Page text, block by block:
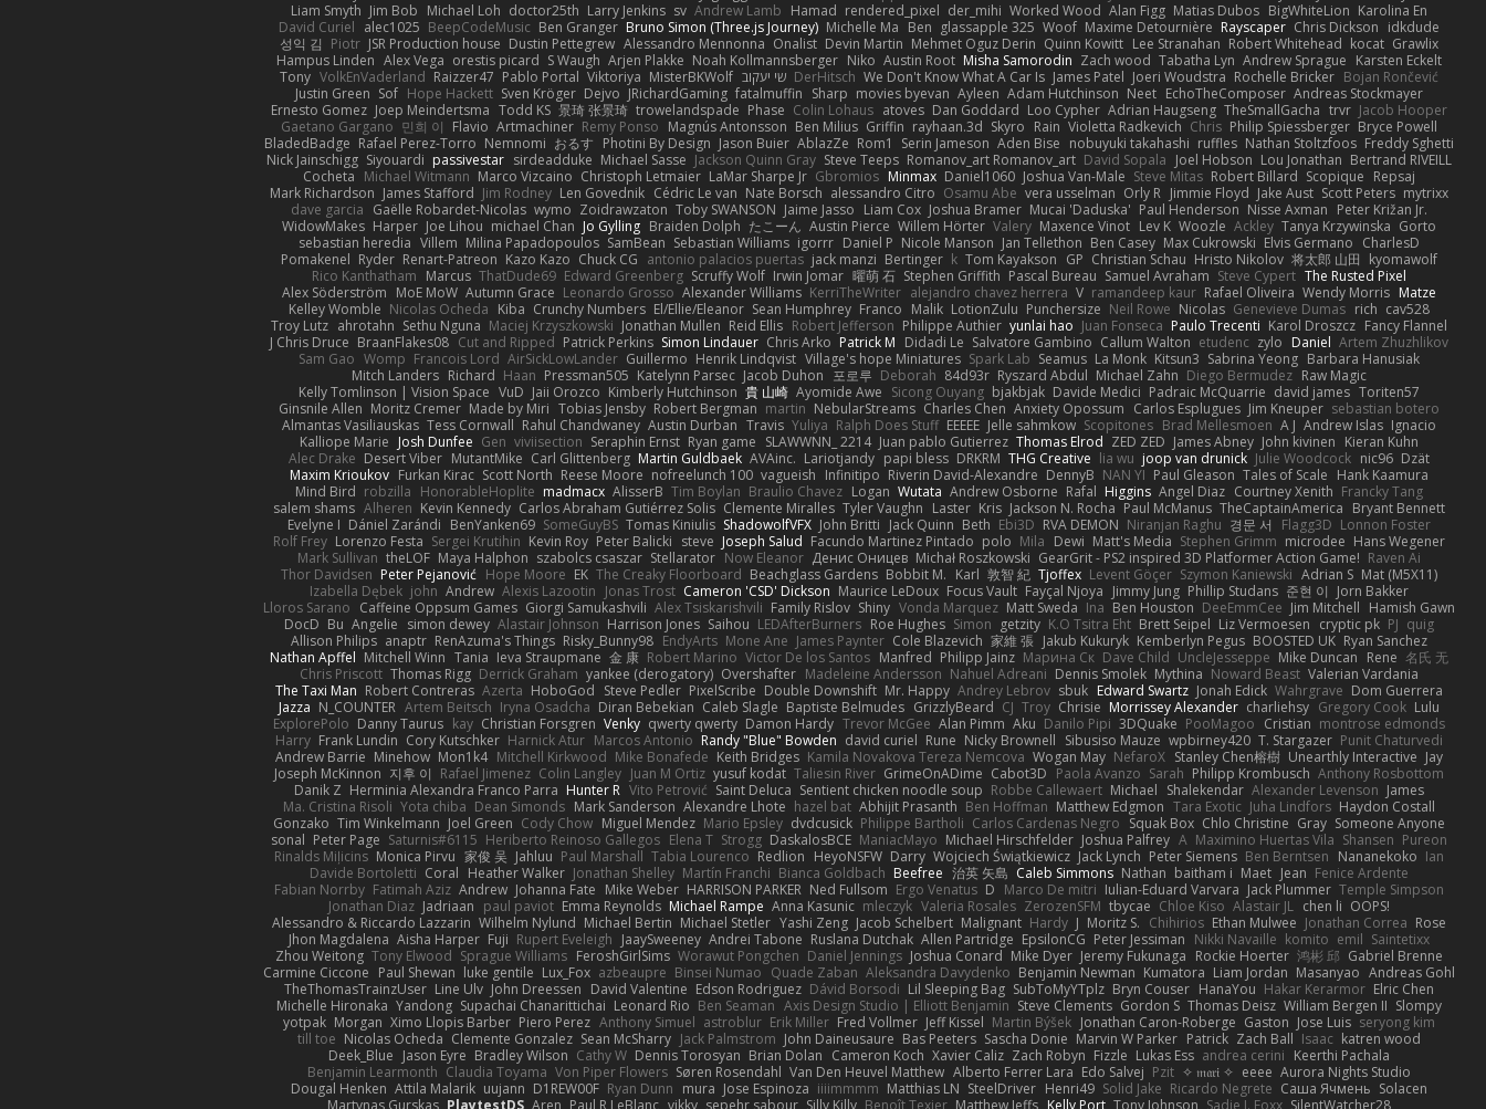
Liam Smyth Jim Bob Michael Loh doctor25th Larry Jenkins sv Andrew Lamb Hamad rendered_pixel der_mihi Worked Wood Alan Figg Matias Dubos BigWhiteLion Karolina En
David Curiel alec1025 BeepCodeMusic Ben Granger Bruno Simon (Three.js Journey) Michelle Ma Ben glassapple 325 Woof Maxime Detournière Rayscaper Chris Dickson idkdude
성익 김 Piotr JSR Production house Dustin Pettegrew Alessandro Mennonna Onalist Devin Martin Mehmet Oguz Derin Quinn Kowitt Lee Stranahan Robert Whitehead kocat Grawlix
Hampus Linden Alex Vega orestis picard S Waugh Arjen Plakke Noah Kollmannsberger Niko Austin Root Misha Samorodin Zach wood Tabatha Lyn Andrew Sprague Karsten Eckelt
Tony VolkEnVaderland Raizzer47 Pablo Portal Viktoriya MisterBKWolf שי יעקוב DerHitsch We Don't Know What A Car Is James Patel Joeri Woudstra Rochelle Bricker Bojan Rončević
Justin Green Sof Hope Hackett Sven Kröger Dejvo JRichardGaming fatalmuffin Sharp movies byevan Ayleen Adam Hutchinson Neet EchoTheComposer Andreas Stockmayer
Ernesto Gomez Joep Meindertsma Todd KS 景琦 张景琦 trowelandspade Phase Colin Lohaus atoves Dan Goddard Loo Cypher Adrian Haugseng TheSmallGacha trvr Jacob Hooper
Gaetano Gargano 민희 이 Flavio Artmachiner Remy Ponso Magnús Antonsson Ben Milius Griffin rayhaan.3d Skyro Rain Violetta Radkevich Chris Philip Spiessberger Bryce Powell
BladedBadge Rafael Perez-Torro Nemnomi おるす Photini By Design Jason Buier AblazZe Rom1 Serin Jameson Aden Bise nobuyuki takahashi ruffles Nathan Stoltzfoos Freddy Sghetti
Nick Jainschigg Siyouardi passivestar sirdeadduke Michael Sasse Jackson Quinn Gray Steve Teeps Romanov_art Romanov_art David Sopala Joel Hobson Lou Jonathan Bertrand RIVEILL
Cocheta Michael Witmann Marco Vizcaino Christoph Letmaier LaMar Sharpe Jr Gbromios Minmax Daniel1060 Joshua Van-Male Steve Mitas Robert Billard Scopique Repsaj
Mark Richardson James Stafford Jim Rodney Len Govednik Cédric Le van Nate Borsch alessandro Citro Osamu Abe vera usselman Orly R Jimmie Floyd Jake Aust Scott Peters mytrixx
dave garcia Gaëlle Robardet-Nicolas wymo Zoidrawzaton Toby SWANSON Jaime Jasso Liam Cox Joshua Bramer Mucai 'Daduska' Paul Henderson Nisse Axman Peter Križan Jr.
WidowMakes Harper Joe Lihou michael Chan Jo Gylling Braiden Dolph たこーん Austin Pierce Willem Hörter Valery Maxence Vinot Lev K Woozle Ackley Tanya Krzywinska Gorto
sebastian heredia Villem Milina Papadopoulos SamBean Sebastian Williams igorrr Daniel P Nicole Manson Jan Tellethon Ben Casey Max Cukrowski Elvis Germano CharlesD
Pomakenel Ryder Renart-Patreon Kazo Kazo Chuck CG antonio palacios puertas jack manzi Bertinger k Tom Kayakson GP Christian Schau Hristo Nikolov 将太郎 山田 kyomawolf
Rico Kanthatham Marcus ThatDude69 Edward Greenberg Scruffy Wolf Irwin Jomar 曜萌 石 Stephen Griffith Pascal Bureau Samuel Avraham Steve Cypert The Rusted Pixel
Alex Söderström MoE MoW Autumn Grace Leonardo Grosso Alexander Williams KerriTheWriter alejandro chavez herrera V ramandeep kaur Rafael Oliveira Wendy Morris Matze
Kelley Womble Nicolas Ocheda Kiba Crunchy Numbers El/Ellie/Eleanor Sean Humphrey Franco Malik LotionZulu Punchersize Neil Rowe Nicolas Genevieve Dumas rich cav528
Troy Lutz ahrotahn Sethu Nguna Maciej Krzyszkowski Jonathan Mullen Reid Ellis Robert Jefferson Philippe Authier yunlai hao Juan Fonseca Paulo Trecenti Karol Droszcz Fancy Flannel
J Chris Druce BraanFlakes08 Cut and Ripped Patrick Perkins Simon Lindauer Chris Arko Patrick M Didadi Le Salvatore Gambino Callum Walton etudenc zylo Daniel Artem Zhuzhlikov
Sam Gao Womp Francois Lord AirSickLowLander Guillermo Henrik Lindqvist Village's hope Miniatures Spark Lab Seamus La Monk Kitsun3 Sabrina Yeong Barbara Hanusiak
Mitch Landers Richard Haan Pressman505 Katelynn Parsec Jacob Duhon 포로루 Deborah 84d93r Ryszard Abdul Michael Zahn Diego Bermudez Raw Magic
Kelly Tomlinson | Vision Space VuD Jaii Orozco Kimberly Hutchinson 貴 山崎 Ayomide Awe Sicong Ouyang bjakbjak Davide Medici Padraic McQuarrie david james Toriten57
Ginsnile Allen Moritz Cremer Made by Miri Tobias Jensby Robert Bergman martin NebularStreams Charles Chen Anxiety Opossum Carlos Esplugues Jim Kneuper sebastian botero
Almantas Vasiliauskas Tess Cornwall Rahul Chandwaney Austin Durban Travis Yuliya Ralph Does Stuff EEEEE Jelle sahmkow Scopitones Brad Mellesmoen A J Andrew Islas Ignacio
Kalliope Marie Josh Dunfee Gen viviisection Seraphin Ernst Ryan game SLAWWNN_ 2214 Juan pablo Gutierrez Thomas Elrod ZED ZED James Abney John kivinen Kieran Kuhn
Alec Drake Desert Viber MutantMike Carl Glittenberg Martin Guldbaek AVAinc. Lariotjandy papi bless DRKRM THG Creative lia wu joop van drunick Julie Woodcock nic96 Dzät
Maxim Krioukov Furkan Kirac Scott North Reese Moore nofreelunch 100 vagueish Infinitipo Riverin David-Alexandre DennyB NAN YI Paul Gleason Tales of Scale Hank Kaamura
Mind Bird robzilla HonorableHoplite madmacx AlisserB Tim Boylan Braulio Chavez Logan Wutata Andrew Osborne Rafal Higgins Angel Diaz Courtney Xenith Francky Tang
salem shams Alheren Kevin Kennedy Carlos Abraham Gutiérrez Solis Clemente Miralles Tyler Vaughn Laster Kris Jackson N. Rocha Paul McManus TheCaptainAmerica Bryant Bennett
Evelyne I Dániel Zarándi BenYanken69 SomeGuyBS Tomas Kiniulis ShadowolfVFX John Britti Jack Quinn Beth Ebi3D RVA DEMON Niranjan Raghu 경문 서 Flagg3D Lonnon Foster
Rolf Frey Lorenzo Festa Sergei Krutihin Kevin Roy Peter Balicki steve Joseph Salud Facundo Martinez Pintado polo Mila Dewi Matt's Media Stephen Grimm microdee Hans Wegener
Mark Sullivan theLOF Maya Halphon szabolcs csaszar Stellarator Now Eleanor Денис Оницев Michał Roszkowski GearGrit - PS2 inspired 3D Platformer Action Game! Raven Ai
Thor Davidsen Peter Pejanović Hope Moore EK The Creaky Floorboard Beachglass Gardens Bobbit M. Karl 敦智 紀 Tjoffex Levent Göçer Szymon Kaniewski Adrian S Mat (M5X11)
Izabella Dębek john Andrew Alexis Lazootin Jonas Trost Cameron 'CSD' Dickson Maurice LeDoux Focus Vault Fayçal Njoya Jimmy Jung Phillip Studans 준현 이 Jorn Bakker
Lloros Sarano Caffeine Oppsum Games Giorgi Samukashvili Alex Tsiskarishvili Family Rislov Shiny Vonda Marquez Matt Sweda Ina Ben Houston DeeEmmCee Jim Mitchell Hamish Gawn
DocD Bu Angelie simon dewey Alastair Johnson Harrison Jones Saihou LEDAfterBurners Roe Hughes Simon getzity K.O Tsitra Eht Brett Seipel Liz Vermoesen cryptic pk PJ quig
Allison Philips anaptr RenAzuma's Things Risky_Bunny98 EndyArts Mone Ane James Paynter Cole Blazevich 家維 張 Jakub Kukuryk Kemberlyn Pegus BOOSTED UK Ryan Sanchez
Nathan Apffel Mitchell Winn Tania Ieva Straupmane 金 康 Robert Marino Victor De los Santos Manfred Philipp Jainz Марина Ск Dave Child UncleJesseppe Mike Duncan Rene 名氏 无
Chris Priscott Thomas Rigg Derrick Graham yankee (derogatory) Overshafter Madeleine Andersson Nahuel Adreani Dennis Smolek Mythina Noward Beast Valerian Vardania
The Taxi Man Robert Contreras Azerta HoboGod Steve Pedler PixelScribe Double Downshift Mr. Happy Andrey Lebrov sbuk Edward Swartz Jonah Edick Wahrgrave Dom Guerrera
Jazza N_COUNTER Artem Beitsch Iryna Osadcha Diran Bebekian Caleb Slagle Baptiste Belmudes GrizzlyBeard CJ Troy Chrisie Morrissey Alexander charliehsy Gregory Cook Lulu
ExplorePolo Danny Taurus kay Christian Forsgren Venky qwerty qwerty Damon Hardy Trevor McGee Alan Pimm Aku Danilo Pipi 3DQuake PooMagoo Cristian montrose edmonds
Harry Frank Lundin Cory Kutschker Harnick Atur Marcos Antonio Randy "Blue" Bowden david curiel Rune Nicky Brownell Sibusiso Mauze wpbirney420 T. Stargazer Punit Chaturvedi
Andrew Barrie Minehow Mon1k4 Mitchell Kirkwood Mike Bonafede Keith Bridges Kamila Novakova Tereza Nemcova Wogan May NefaroX Stanley Chen榕樹 Unearthly Interactive Jay
Joseph McKinnon 지후 이 Rafael Jimenez Colin Langley Juan M Ortiz yusuf kodat Taliesin River GrimeOnADime Cabot3D Paola Avanzo Sarah Philipp Krombusch Anthony Rosbottom
Danik Z Herminia Alexandra Franco Parra Hunter R Vito Petrović Saint Deluca Sentient chicken noodle soup Robbe Callewaert Michael Shalekendar Alexander Levenson James
Ma. Cristina Risoli Yota chiba Dean Simonds Mark Sanderson Alexandre Lhote hazel bat Abhijit Prasanth Ben Hoffman Matthew Edgmon Tara Exotic Juha Lindfors Haydon Costall
Gonzako Tim Winkelmann Joel Green Cody Chow Miguel Mendez Mario Epsley dvdcusick Philippe Bartholi Carlos Cardenas Negro Squak Box Chlo Christine Gray Someone Anyone
sonal Peter Page Saturnis#6115 Heriberto Reinoso Gallegos Elena T Strogg DaskalosBCE ManiacMayo Michael Hirschfelder Joshua Palfrey A Maximino Huertas Vila Shansen Pureon
Rinalds Miļicins Monica Pirvu 家俊 吴 Jahluu Paul Marshall Tabia Lourenco Redlion HeyoNSFW Darry Wojciech Świątkiewicz Jack Lynch Peter Siemens Ben Berntsen Nananekoko Ian
Davide Bortoletti Coral Heather Walker Jonathan Shelley Martín Franchi Bianca Goldbach Beefree 治英 矢島 Caleb Simmons Nathan baitham i Maet Jean Fenice Ardente
Fabian Norrby Fatimah Aziz Andrew Johanna Fate Mike Weber HARRISON PARKER Ned Fullsom Ergo Venatus D Marco De mitri Iulian-Eduard Varvara Jack Plummer Temple Simpson
Jonathan Diaz Jadriaan paul paviot Emma Reynolds Michael Rampe Anna Kasunic mleczyk Valeria Rosales ZerozenSFM tbycae Chloe Kiso Alastair JL chen li OOPS!
Alessandro & Riccardo Lazzarin Wilhelm Nylund Michael Bertin Michael Stetler Yashi Zeng Jacob Schelbert Malignant Hardy J Moritz S. Chihirios Ethan Mulwee Jonathan Correa Rose
Jhon Magdalena Aisha Harper Fuji Rupert Eveleigh JaaySweeney Andrei Tabone Ruslana Dutchak Allen Partridge EpsilonCG Peter Jessiman Nikki Navaille komito emil Saintetixx
Zhou Weitong Tony Elwood Sprague Williams FeroshGirlSims Worawut Pongchen Daniel Jennings Joshua Conard Mike Dyer Jeremy Fukunaga Rockie Hoerter 鸿彬 邱 Gabriel Brenne
Carmine Ciccone Paul Shewan luke gentile Lux_Fox azbeaupre Binsei Numao Quade Zaban Aleksandra Davydenko Benjamin Newman Kumatora Liam Jordan Masanyao Andreas Gohl
TheThomasTrainzUser Line Ulv John Dreessen David Valentine Edson Rodriguez Dávid Borsodi Lil Sleeping Bag SubToMyYTplz Bryn Couser HanaYou Hakar Kerarmor Elric Chen
Michelle Hironaka Yandong Supachai Chanarittichai Leonard Rio Ben Seaman Axis Design Studio | Elliott Benjamin Steve Clements Gordon S Thomas Deisz William Bergen II Slompy
yotpak Morgan Ximo Llopis Barber Piero Perez Anthony Simuel astroblur Erik Miller Fred Vollmer Jeff Kissel Martin Býšek Jonathan Caron-Roberge Gaston Jose Luis seryong kim
till toe Nicolas Ocheda Clemente Gonzalez Sean McSharry Jack Palmstrom John Daineusaure Bas Peeters Sascha Donie Marvin W Parker Patrick Zach Ball Isaac katren wood
Deek_Blue Jason Eyre Bradley Wilson Cathy W Dennis Torosyan Brian Dolan Cameron Koch Xavier Caliz Zach Robyn Fizzle Lukas Ess andrea cerini Keerthi Pachala
Benjamin Learmonth Claudia Toyama Von Piper Flowers Søren Rosendahl Van Den Heuvel Matthew Alberto Ferrer Lara Edo Salvej Pzit ✧ 𝔪𝔞𝔯𝔦 ✧ eeee Aurora Nights Studio
Dougal Henken Attila Malarik uujann D1REW00F Ryan Dunn mura Jose Espinoza iiiimmmm Matthias LN SteelDriver Henri49 Solid Jake Ricardo Negrete Саша Ячмень Solacen
Martynas Gurskas PlaytestDS Aren Paul R LeBlanc vikky sepehr sabour Silly Killy Benoît Texier Matthew Jeffs Kelly Port Tony Johnson Sadie J. Foxx SilentWatcher28